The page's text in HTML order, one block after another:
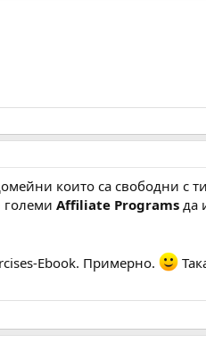
които са свободни с
големи Affiliate Programs да
Ebook. Примерно.